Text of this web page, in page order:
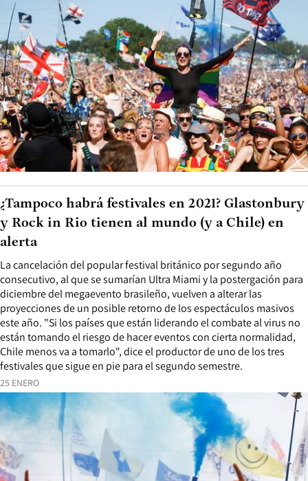
25 ENERO
La cancelación del popular festival británico por segundo año
consecutivo, al que se sumarían Ultra Miami y la postergación para
diciembre del megaevento brasileño, vuelven a alterar las
proyecciones de un posible retorno de los espectáculos masivos
este año. "Si los países que están liderando el combate al virus no
están tomando el riesgo de hacer eventos con cierta normalidad,
Chile menos va a tomarlo", dice el productor de uno de los tres
festivales que sigue en pie para el segundo semestre.
¿Tampoco habrá festivales en 2021? Glastonbury
y Rock in Rio tienen al mundo (y a Chile) en
alerta